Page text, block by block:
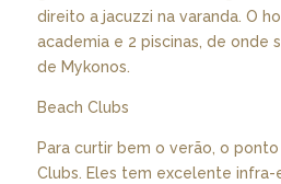
direito a jacuzzi na varanda. O
academia e 2 piscinas, de onde
de Mykonos.
Beach Clubs
Para curtir bem o verão, o
Clubs. Eles tem excelente